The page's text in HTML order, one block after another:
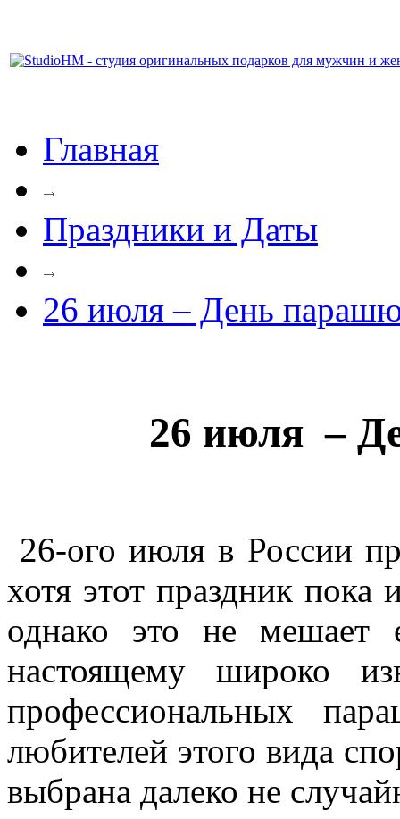
Главная
Праздники и Даты
26 июля – День
26 июля –
26-ого июля в России
хотя этот праздник пока
однако это не
настоящему широко
профессиональных
любителей этого вида
выбрана далеко не